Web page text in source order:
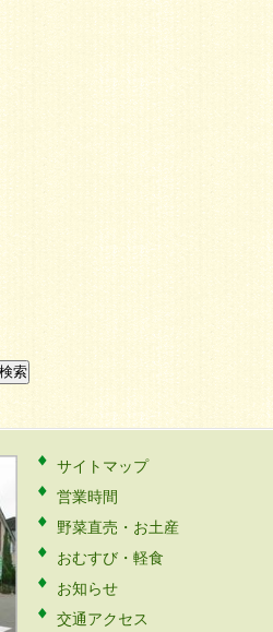
サイトマップ
営業時間
野菜直売・お土産
おむすび・軽食
お知らせ
交通アクセス